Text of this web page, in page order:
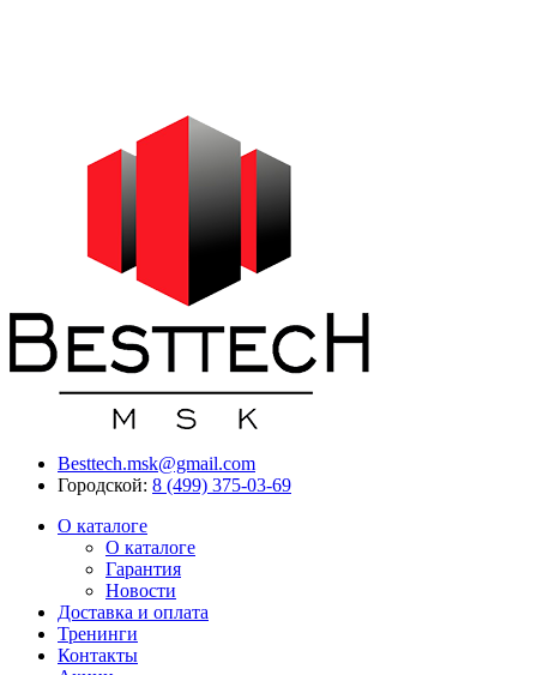
Besttech.msk@gmail.com
Городской: 8 (499) 375-03-69
О каталоге
О каталоге
Гарантия
Новости
Доставка и оплата
Тренинги
Контакты